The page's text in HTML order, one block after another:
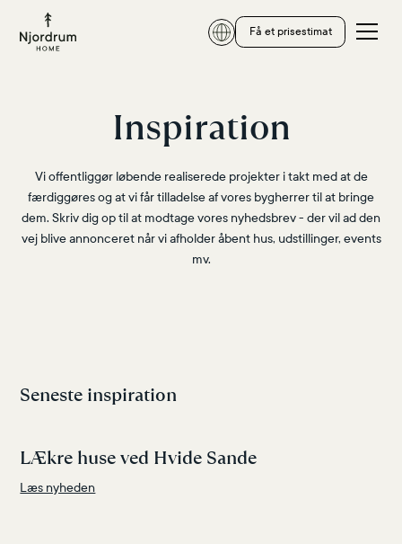
Få et prisestimat
Inspiration
Vi offentliggør løbende realiserede projekter i takt med at de
færdiggøres og at vi får tilladelse af vores bygherrer til at bringe
dem. Skriv dig op til at modtage vores nyhedsbrev - der vil ad den
vej blive annonceret når vi afholder åbent hus, udstillinger, events
mv.
Seneste inspiration
LÆkre huse ved Hvide Sande
Læs nyheden